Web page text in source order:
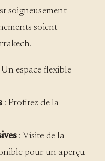
soigneusement
soient
espace flexible
: Profitez de la
: Visite de la
pour un aperçu